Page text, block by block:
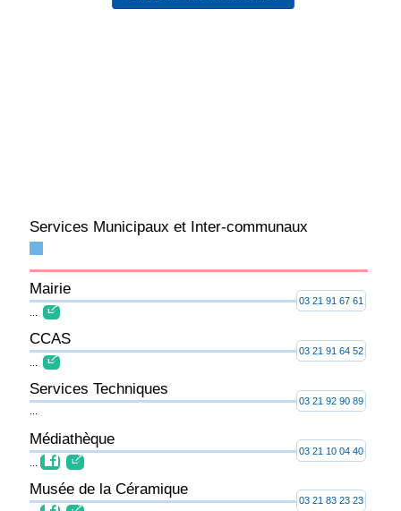
Services Municipaux et Inter-communaux
Mairie
03 21 91 67 61
CCAS
03 21 91 64 52
Services Techniques
03 21 92 90 89
Médiathèque
03 21 10 04 40
Musée de la Céramique
03 21 83 23 23